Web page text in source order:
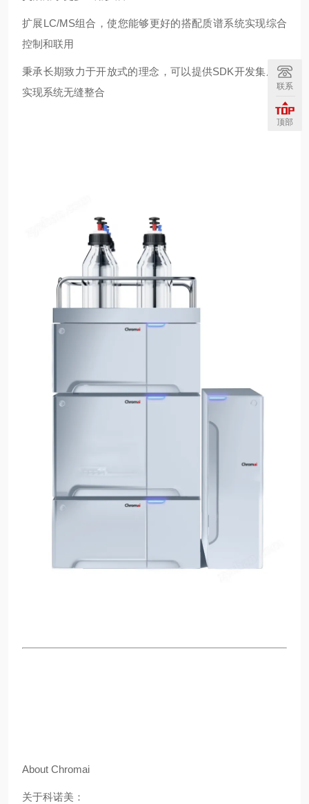
扩展LC/MS组合，使您能够更好的搭配质谱系统实现综合
控制和联用
秉承长期致力于开放式的理念，可以提供SDK开发集成，
实现系统无缝整合
About Chromai
关于科诺美：
联系
顶部